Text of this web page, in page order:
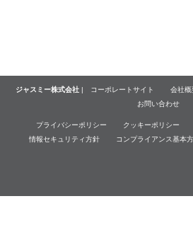
ジャスミー株式会社| コーポレートサイト 会社概
お問い合わせ
プライバシーポリシー クッキーポリシー
情報セキュリティ方針
コンプライアンス基本